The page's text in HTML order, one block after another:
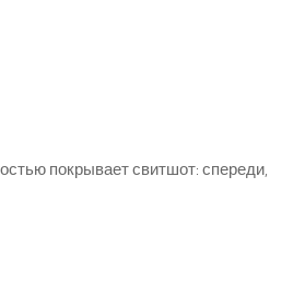
покрывает свитшот: спереди,